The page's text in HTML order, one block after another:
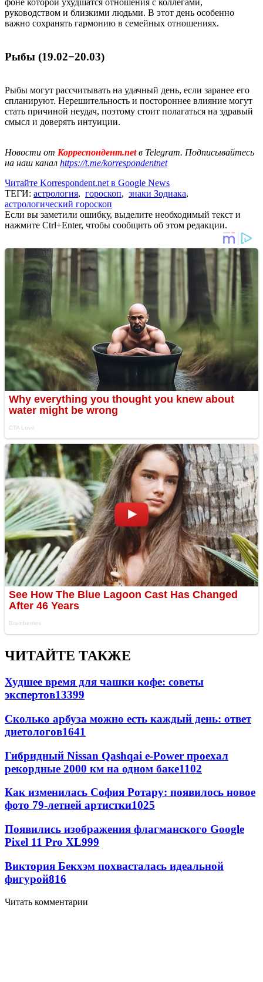
фоне которой ухудшатся отношения с коллегами,
руководством и близкими людьми. В этот день особенно
важно сохранять гармонию в семейных отношениях.
Рыбы (19.02−20.03)
Рыбы могут рассчитывать на удачный день, если заранее его
спланируют. Нерешительность и постороннее влияние могут
стать причиной неудач, поэтому стоит полагаться на здравый
смысл и доверять интуиции.
Новости от Корреспондент.netв Telegram. Подписывайтесь
на наш канал https://t.me/korrespondentnet
Читайте Korrespondent.net в Google News
ТЕГИ: астрология, гороскоп, знаки Зодиака,
астрологический гороскоп
Если вы заметили ошибку, выделите необходимый текст и
нажмите Ctrl+Enter, чтобы сообщить об этом редакции.
ЧИТАЙТЕ ТАКЖЕ
Худшее время для чашки кофе: советы
экспертов13399
Сколько арбуза можно есть каждый день: ответ
диетологов1641
Гибридный Nissan Qashqai e-Power проехал
рекордные 2000 км на одном баке1102
Как изменилась София Ротару: появилось новое
фото 79-летней артистки1025
Появились изображения флагманского Google
Pixel 11 Pro XL999
Виктория Бекхэм похвасталась идеальной
фигурой816
Читать комментарии